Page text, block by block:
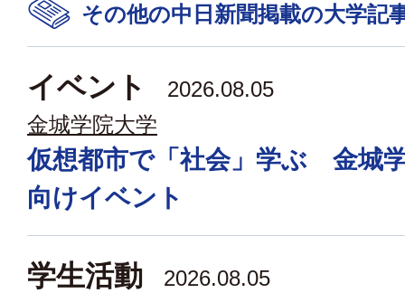
その他の中日新聞掲載の大学記
イベント
2026.08.05
金城学院大学
仮想都市で「社会」学ぶ 金城
向けイベント
学生活動
2026.08.05